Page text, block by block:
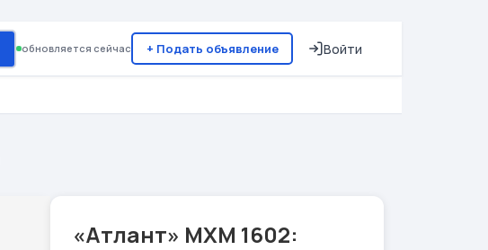
обновляется сейчас + Подать объявление Войти
«Атлант» МХМ 1602: